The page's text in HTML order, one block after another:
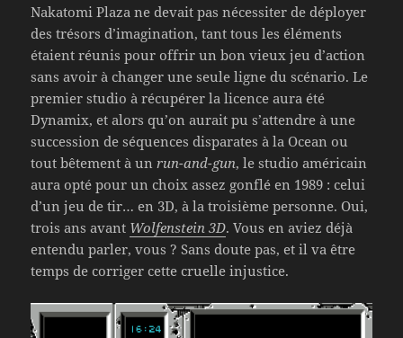
Nakatomi Plaza ne devait pas nécessiter de déployer
des trésors d’imagination, tant tous les éléments
étaient réunis pour offrir un bon vieux jeu d’action
sans avoir à changer une seule ligne du scénario. Le
premier studio à récupérer la licence aura été
Dynamix, et alors qu’on aurait pu s’attendre à une
succession de séquences disparates à la Ocean ou
tout bêtement à unrun-and-gun, le studio américain
aura opté pour un choix assez gonflé en 1989 : celui
d’un jeu de tir… en 3D, à la troisième personne. Oui,
trois ans avant Wolfenstein 3D. Vous en aviez déjà
entendu parler, vous ? Sans doute pas, et il va être
temps de corriger cette cruelle injustice.